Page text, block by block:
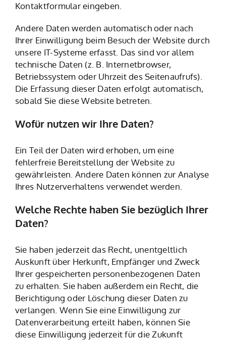
Kontaktformular eingeben.
Andere Daten werden automatisch oder nach
Ihrer Einwilligung beim Besuch der Website durch
unsere IT-Systeme erfasst. Das sind vor allem
technische Daten (z. B. Internetbrowser,
Betriebssystem oder Uhrzeit des Seitenaufrufs).
Die Erfassung dieser Daten erfolgt automatisch,
sobald Sie diese Website betreten.
Wofür nutzen wir Ihre Daten?
Ein Teil der Daten wird erhoben, um eine
fehlerfreie Bereitstellung der Website zu
gewährleisten. Andere Daten können zur Analyse
Ihres Nutzerverhaltens verwendet werden.
Welche Rechte haben Sie bezüglich Ihrer
Daten?
Sie haben jederzeit das Recht, unentgeltlich
Auskunft über Herkunft, Empfänger und Zweck
Ihrer gespeicherten personenbezogenen Daten
zu erhalten. Sie haben außerdem ein Recht, die
Berichtigung oder Löschung dieser Daten zu
verlangen. Wenn Sie eine Einwilligung zur
Datenverarbeitung erteilt haben, können Sie
diese Einwilligung jederzeit für die Zukunft